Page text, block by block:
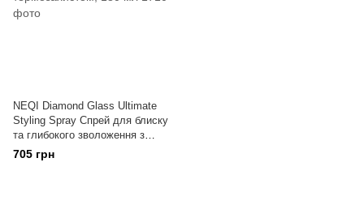
NEQI Diamond Glass Ultimate
Styling Spray Спрей для блиску
та глибокого зволоження з
термозахистом, 180 мл
705 грн